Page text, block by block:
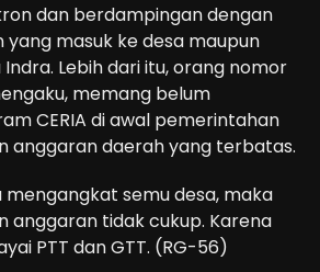
dan berdampingan dengan
masuk ke desa maupun
Lebih dari itu, orang nomor
memang belum
CERIA di awal pemerintahan
anggaran daerah yang terbatas.
mengangkat semu desa, maka
anggaran tidak cukup. Karena
PTT dan GTT. (RG-56)